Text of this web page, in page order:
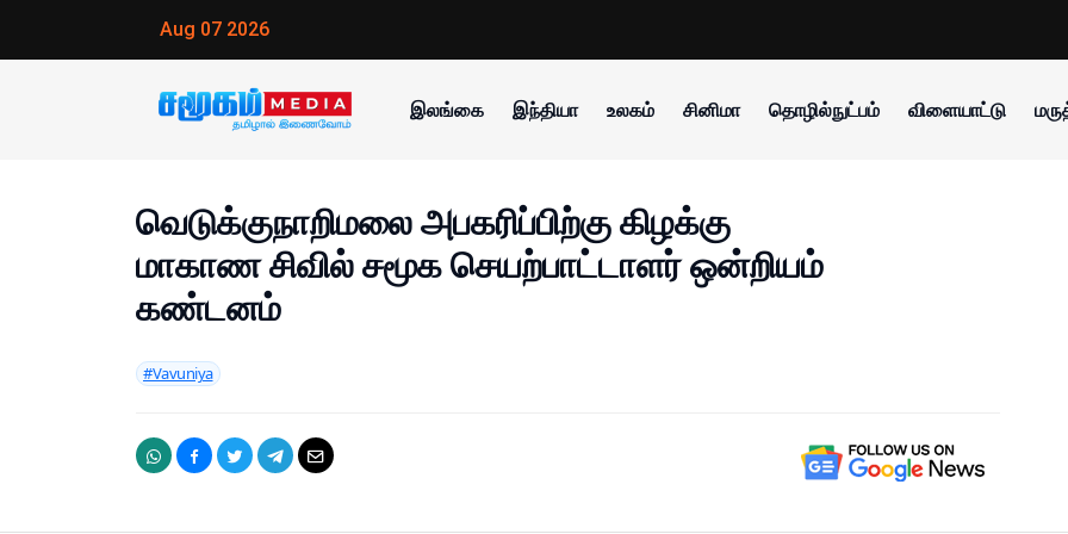
Aug 07 2026
இலங்கை இந்தியா உலகம் சினிமா தொழில்நுட்பம் விளையாட்டு
வெடுக்குநாறிமலை அபகரிப்பிற்கு கிழக்கு
மாகாண சிவில் சமூக செயற்பாட்டாளர் ஒன்றியம்
கண்டனம்
#Vavuniya